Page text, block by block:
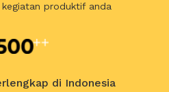
produktif anda
di Indonesia